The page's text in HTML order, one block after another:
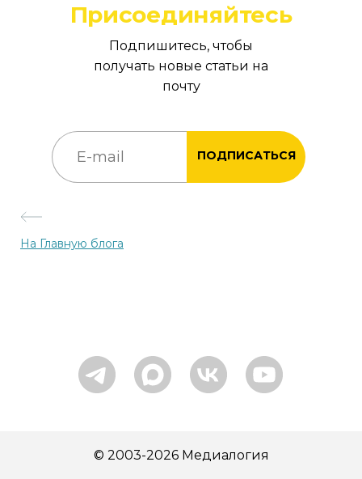
Присоединяйтесь
Подпишитесь, чтобы
получать новые статьи на
почту
ПОДПИСАТЬСЯ
На Главную блога
© 2003-2026 Медиалогия